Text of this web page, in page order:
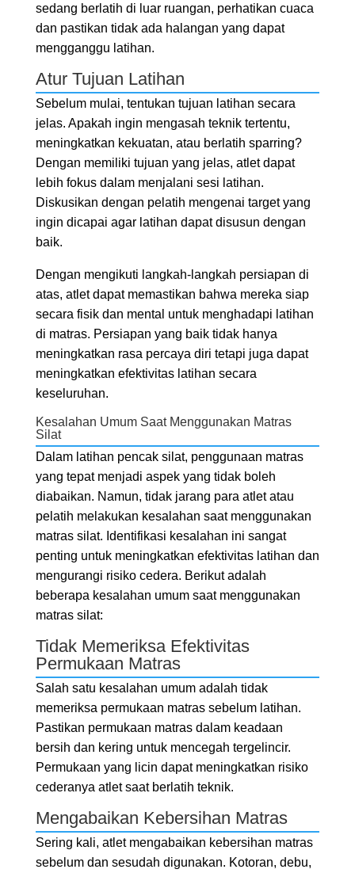
sedang berlatih di luar ruangan, perhatikan cuaca
dan pastikan tidak ada halangan yang dapat
mengganggu latihan.
Atur Tujuan Latihan
Sebelum mulai, tentukan tujuan latihan secara
jelas. Apakah ingin mengasah teknik tertentu,
meningkatkan kekuatan, atau berlatih sparring?
Dengan memiliki tujuan yang jelas, atlet dapat
lebih fokus dalam menjalani sesi latihan.
Diskusikan dengan pelatih mengenai target yang
ingin dicapai agar latihan dapat disusun dengan
baik.
Dengan mengikuti langkah-langkah persiapan di
atas, atlet dapat memastikan bahwa mereka siap
secara fisik dan mental untuk menghadapi latihan
di matras. Persiapan yang baik tidak hanya
meningkatkan rasa percaya diri tetapi juga dapat
meningkatkan efektivitas latihan secara
keseluruhan.
Kesalahan Umum Saat Menggunakan Matras
Silat
Dalam latihan pencak silat, penggunaan matras
yang tepat menjadi aspek yang tidak boleh
diabaikan. Namun, tidak jarang para atlet atau
pelatih melakukan kesalahan saat menggunakan
matras silat. Identifikasi kesalahan ini sangat
penting untuk meningkatkan efektivitas latihan dan
mengurangi risiko cedera. Berikut adalah
beberapa kesalahan umum saat menggunakan
matras silat:
Tidak Memeriksa Efektivitas
Permukaan Matras
Salah satu kesalahan umum adalah tidak
memeriksa permukaan matras sebelum latihan.
Pastikan permukaan matras dalam keadaan
bersih dan kering untuk mencegah tergelincir.
Permukaan yang licin dapat meningkatkan risiko
cederanya atlet saat berlatih teknik.
Mengabaikan Kebersihan Matras
Sering kali, atlet mengabaikan kebersihan matras
sebelum dan sesudah digunakan. Kotoran, debu,